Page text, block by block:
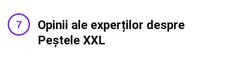
Opinii ale experților despre
Peștele XXL